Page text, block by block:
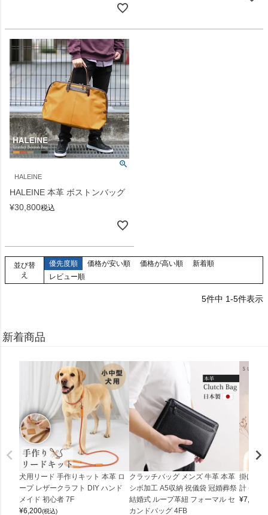
HALEINE
HALEINE 本革 ボストンバッグ
¥30,800税込
並び替
え
優先度順 価格が安い順 価格が高い順
新着順
レビュー順
5件中 1-5件表示
新着商品
犬用リード 手作りキット 本革 ロ
ープ レザークラフト DIY ハンド
メイド 初心者 7F
¥6,200(税込)
クラッチバッグ メンズ 牛革 本革
シボ加工 A5収納 祝儀袋 冠婚葬祭
結婚式 ループ革紐 フォーマル セ
カンドバッグ 4FB
掛け時
計
¥7,150